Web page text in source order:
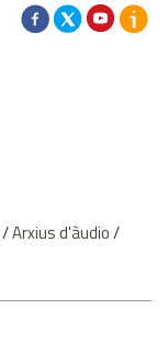
/Arxius d'àudio/